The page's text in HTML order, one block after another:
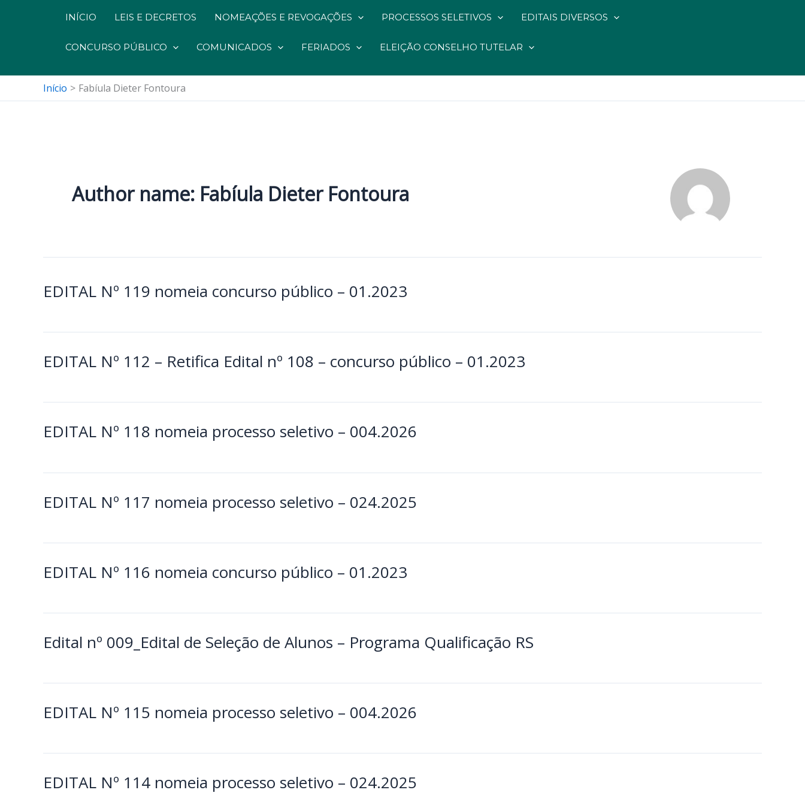
INÍCIO LEIS E DECRETOS NOMEAÇÕES E REVOGAÇÕES PROCESSOS SELETIVOS EDITAIS DIVERSOS
CONCURSO PÚBLICO COMUNICADOS FERIADOS ELEIÇÃO CONSELHO TUTELAR
Início Fabíula Dieter Fontoura
Author name: Fabíula Dieter Fontoura
EDITAL Nº 119 nomeia concurso público – 01.2023
EDITAL Nº 112 – Retifica Edital nº 108 – concurso público – 01.2023
EDITAL Nº 118 nomeia processo seletivo – 004.2026
EDITAL Nº 117 nomeia processo seletivo – 024.2025
EDITAL Nº 116 nomeia concurso público – 01.2023
Edital nº 009_Edital de Seleção de Alunos – Programa Qualificação RS
EDITAL Nº 115 nomeia processo seletivo – 004.2026
EDITAL Nº 114 nomeia processo seletivo – 024.2025